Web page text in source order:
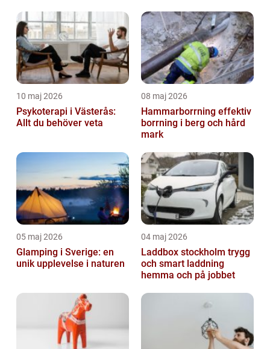
10 maj 2026
Psykoterapi i Västerås:
Allt du behöver veta
08 maj 2026
Hammarborrning effektiv
borrning i berg och hård
mark
05 maj 2026
Glamping i Sverige: en
unik upplevelse i naturen
04 maj 2026
Laddbox stockholm trygg
och smart laddning
hemma och på jobbet